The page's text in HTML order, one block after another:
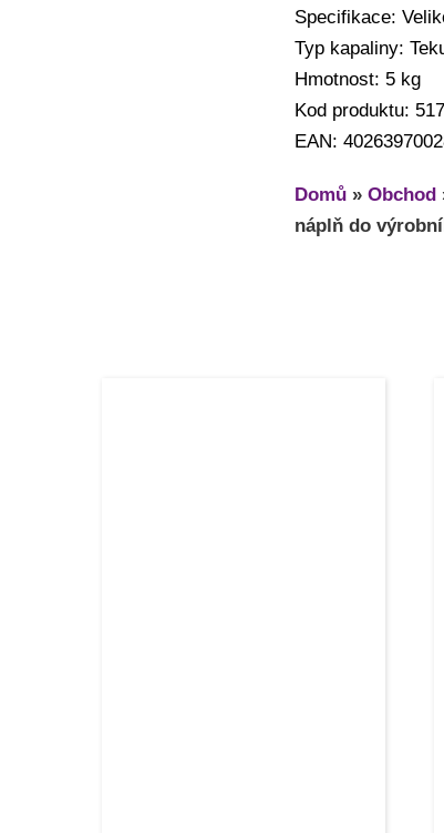
Specifikace:
Typ kapaliny:
Hmotnost: 5 kg
Kod produktu:
EAN:
Domů » Obchod
náplň do